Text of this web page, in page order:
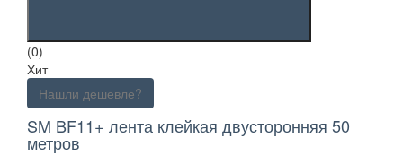
(0)
Хит
Нашли дешевле?
SM BF11+ лента клейкая двусторонняя 50
метров